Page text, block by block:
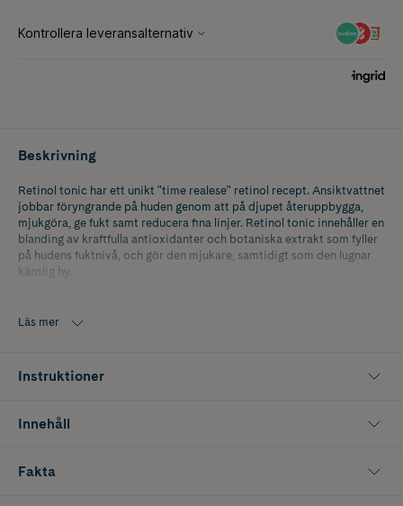
Beskrivning
Retinol tonic har ett unikt "time realese" retinol recept. Ansiktvattnet
jobbar föryngrande på huden genom att på djupet återuppbygga,
mjukgöra, ge fukt samt reducera fina linjer. Retinol tonic innehåller en
blanding av kraftfulla antioxidanter och botaniska extrakt som fyller
på hudens fuktnivå, och gör den mjukare, samtidigt som den lugnar
känslig hy.
Vegansk
Läs mer
Instruktioner
Innehåll
Fakta